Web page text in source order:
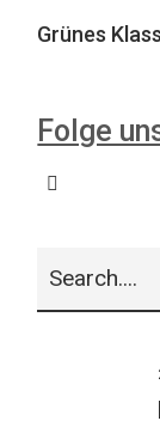
Grünes
Folge